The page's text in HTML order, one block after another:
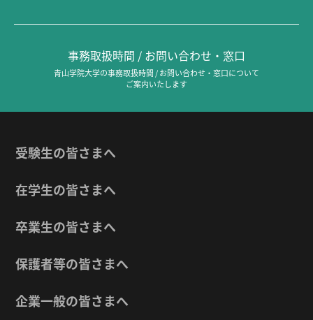
事務取扱時間 / お問い合わせ・窓口
青山学院大学の事務取扱時間 / お問い合わせ・窓口について
ご案内いたします
受験生の皆さまへ
在学生の皆さまへ
卒業生の皆さまへ
保護者等の皆さまへ
企業一般の皆さまへ